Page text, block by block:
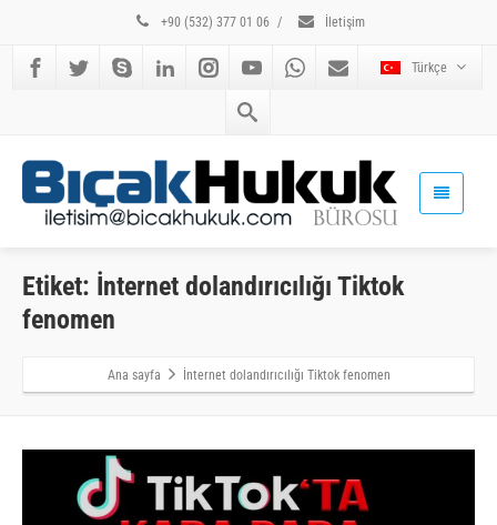
+90 (532) 377 01 06 / İletişim
Türkçe
Etiket: İnternet dolandırıcılığı Tiktok
fenomen
Ana sayfa İnternet dolandırıcılığı Tiktok fenomen